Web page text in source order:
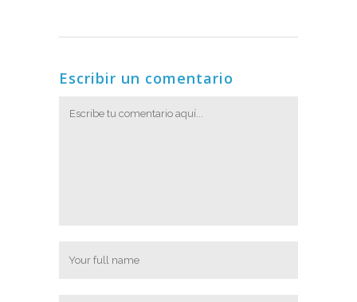
Escribir un comentario